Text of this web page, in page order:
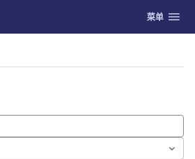
切换导航
菜单